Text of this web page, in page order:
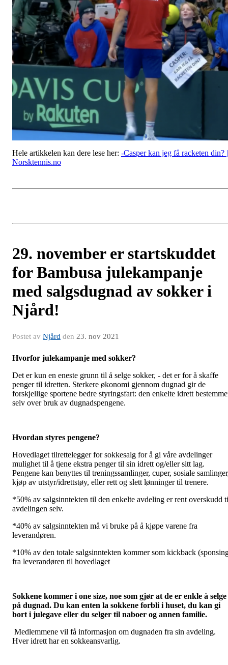
Hele artikkelen kan dere lese her: -Casper kan jeg få racketen din? |
Norsktennis.no
29. november er startskuddet
for Bambusa julekampanje
med salgsdugnad av sokker i
Njård!
Postet av Njård den 23. nov 2021
Hvorfor julekampanje med sokker?
Det er kun en eneste grunn til å selge sokker, - det er for å skaffe
penger til idretten. Sterkere økonomi gjennom dugnad gir de
forskjellige sportene bedre styringsfart: den enkelte idrett
selv over bruk av dugnadspengene.
Hvordan styres pengene?
Hovedlaget tilrettelegger for sokkesalg for å gi våre avdelinger
mulighet til å tjene ekstra penger til sin idrett og/eller sitt lag.
Pengene kan benyttes til treningssamlinger, cuper, sosiale
kjøp av utstyr/idrettstøy, eller rett og slett lønninger til trenere.
*50% av salgsinntekten til den enkelte avdeling er rent overskudd
avdelingen selv.
*40% av salgsinntekten må vi bruke på å kjøpe varene fra
leverandøren.
*10% av den totale salgsinntekten kommer som kickback
fra leverandøren til hovedlaget
Sokkene kommer i one size, noe som gjør at de er enkle å selge
på dugnad. Du kan enten la sokkene forbli i huset, du kan gi
bort i julegave eller du selger til naboer og annen familie.
Medlemmene vil få informasjon om dugnaden fra sin avdeling.
Hver idrett har en sokkeansvarlig.